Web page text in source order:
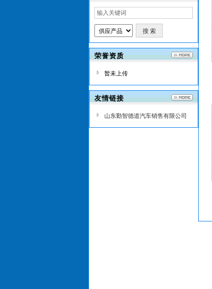
荣誉资质
暂未上传
友情链接
山东勤智德道汽车销售有限公司